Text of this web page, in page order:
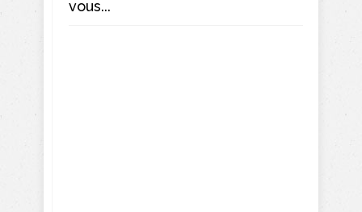
vous...